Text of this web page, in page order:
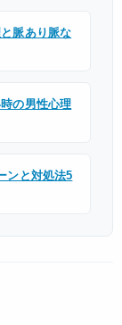
脈あり脈な
の男性心理
ンと対処法5